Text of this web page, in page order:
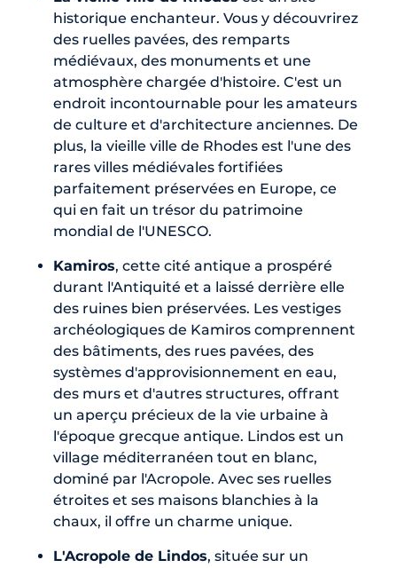
historique enchanteur. Vous y découvrirez
des ruelles pavées, des remparts
médiévaux, des monuments et une
atmosphère chargée d'histoire. C'est un
endroit incontournable pour les amateurs
de culture et d'architecture anciennes. De
plus, la vieille ville de Rhodes est l'une des
rares villes médiévales fortifiées
parfaitement préservées en Europe, ce
qui en fait un trésor du patrimoine
mondial de l'UNESCO.
Kamiros, cette cité antique a prospéré
durant l'Antiquité et a laissé derrière elle
des ruines bien préservées. Les vestiges
archéologiques de Kamiros comprennent
des bâtiments, des rues pavées, des
systèmes d'approvisionnement en eau,
des murs et d'autres structures, offrant
un aperçu précieux de la vie urbaine à
l'époque grecque antique. Lindos est un
village méditerranéen tout en blanc,
dominé par l'Acropole. Avec ses ruelles
étroites et ses maisons blanchies à la
chaux, il offre un charme unique.
L'Acropole de Lindos, située sur un